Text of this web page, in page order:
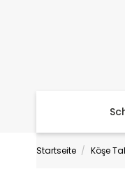
Startseite Köşe